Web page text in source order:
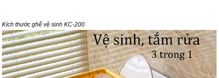
Kích thước ghế vệ sinh KC-200